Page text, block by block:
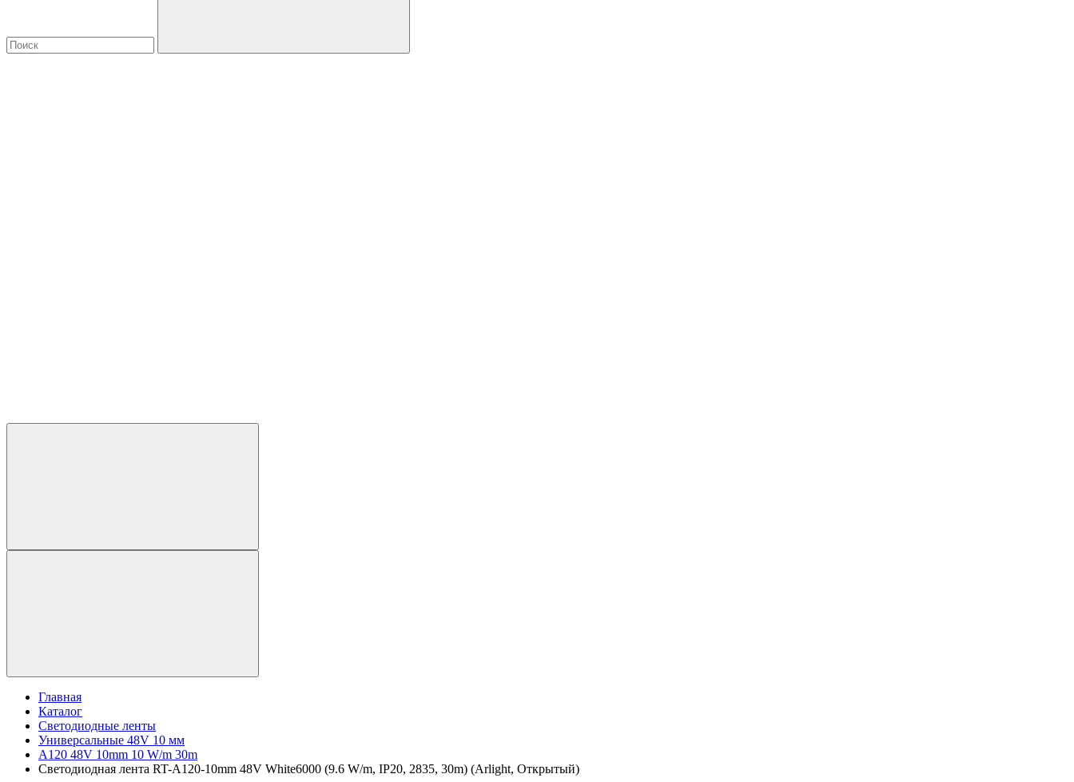
Главная
Каталог
Светодиодные ленты
Универсальные 48V 10 мм
A120 48V 10mm 10 W/m 30m
Светодиодная лента RT-A120-10mm 48V White6000 (9.6 W/m, IP20, 2835, 30m) (Arlight, Открытый)